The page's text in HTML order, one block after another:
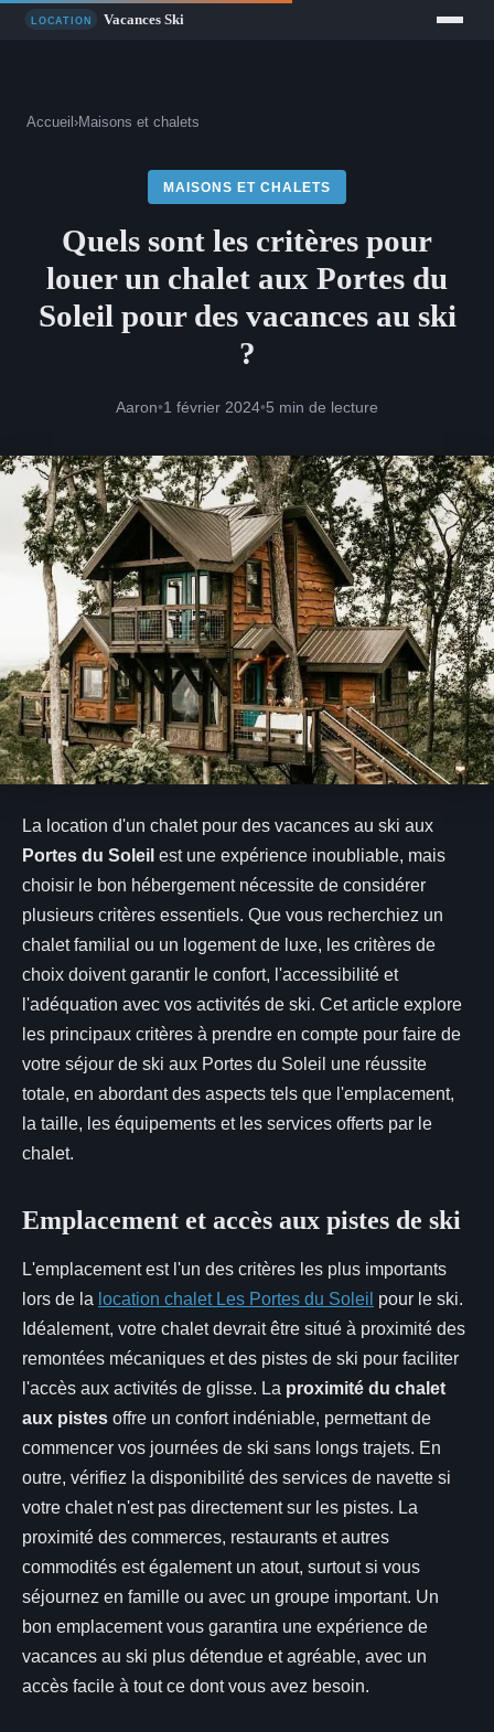
Accueil ›Maisons et chalets
MAISONS ET CHALETS
Quels sont les critères pour
louer un chalet aux Portes du
Soleil pour des vacances au ski
?
Aaron•1 février 2024•5 min de lecture
La location d'un chalet pour des vacances au ski aux
Portes du Soleil est une expérience inoubliable, mais
choisir le bon hébergement nécessite de considérer
plusieurs critères essentiels. Que vous recherchiez un
chalet familial ou un logement de luxe, les critères de
choix doivent garantir le confort, l'accessibilité et
l'adéquation avec vos activités de ski. Cet article explore
les principaux critères à prendre en compte pour faire de
votre séjour de ski aux Portes du Soleil une réussite
totale, en abordant des aspects tels que l'emplacement,
la taille, les équipements et les services offerts par le
chalet.
Emplacement et accès aux pistes de ski
L'emplacement est l'un des critères les plus importants
lors de la location chalet Les Portes du Soleil pour le ski.
Idéalement, votre chalet devrait être situé à proximité des
remontées mécaniques et des pistes de ski pour faciliter
l'accès aux activités de glisse. La proximité du chalet
aux pistes offre un confort indéniable, permettant de
commencer vos journées de ski sans longs trajets. En
outre, vérifiez la disponibilité des services de navette si
votre chalet n'est pas directement sur les pistes. La
proximité des commerces, restaurants et autres
commodités est également un atout, surtout si vous
séjournez en famille ou avec un groupe important. Un
bon emplacement vous garantira une expérience de
vacances au ski plus détendue et agréable, avec un
accès facile à tout ce dont vous avez besoin.